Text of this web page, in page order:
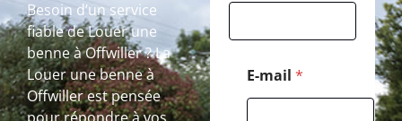
Besoin d’un service
fiable de Louer une
benne à Offwiller ? La
Louer une benne à
Offwiller est pensée
a
E-mail *